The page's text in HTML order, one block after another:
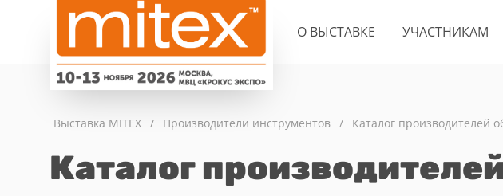
О ВЫСТАВКЕ УЧАСТНИКАМ
Выставка MITEX / Производители инструментов / Каталог производителей
Каталог